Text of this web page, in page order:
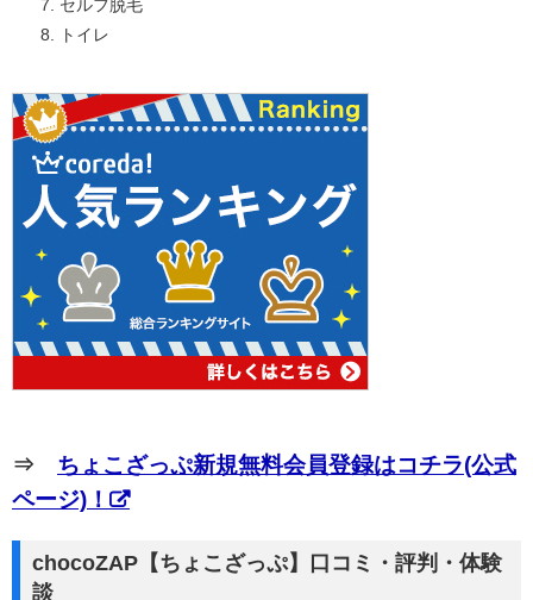
セルフ脱毛
トイレ
⇒ ちょこざっぷ新規無料会員登録はコチラ(公式
ページ)！
chocoZAP【ちょこざっぷ】口コミ・評判・体験
談